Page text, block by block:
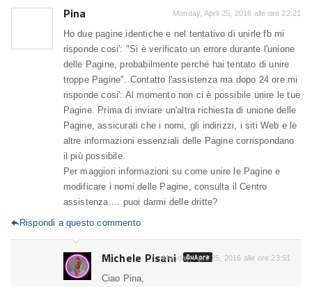
Pina Monday, April 25, 2016 alle ore 22:21
Ho due pagine identiche e nel tentativo di unirle fb mi
risponde cosi': "Si è verificato un errore durante l'unione
delle Pagine, probabilmente perché hai tentato di unire
troppe Pagine". Contatto l'assistenza ma dopo 24 ore mi
risponde cosi': Al momento non ci è possibile unire le tue
Pagine. Prima di inviare un'altra richiesta di unione delle
Pagine, assicurati che i nomi, gli indirizzi, i siti Web e le
altre informazioni essenziali delle Pagine corrispondano
il più possibile.
Per maggiori informazioni su come unire le Pagine e
modificare i nomi delle Pagine, consulta il Centro
assistenza.... puoi darmi delle dritte?
Rispondi a questo commento
Michele Pisani Autore
Monday, April 25, 2016 alle ore 23:51
Ciao Pina,